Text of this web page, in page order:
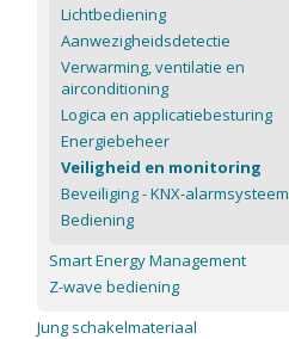
Lichtbediening
Aanwezigheidsdetectie
Verwarming, ventilatie en
airconditioning
Logica en applicatiebesturing
Energiebeheer
Veiligheid en monitoring
Beveiliging - KNX-alarmsysteem
Bediening
Smart Energy Management
Z-wave bediening
Jung schakelmateriaal